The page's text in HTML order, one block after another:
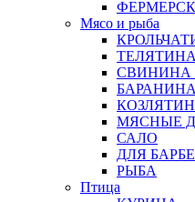
Мясо и рыба
ТЕЛЯТИНА
СВИНИНА
БАРАНИНА
МЯСНЫЕ
САЛО
ДЛЯ
РЫБА
Птица